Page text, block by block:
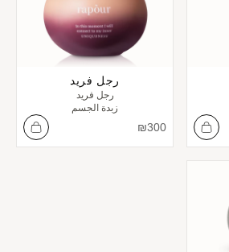
رجل فريد
رجل فريد
زبدة الجسم
السعر بعد الخصم
300
₪